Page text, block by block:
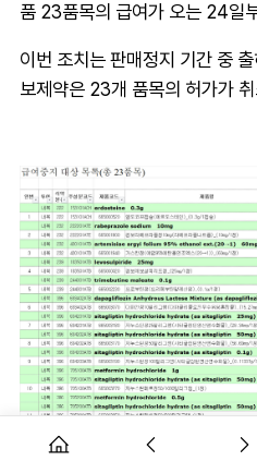
품 23품목의 급여가 오는 24일
이번 조치는 판매정지 기간 중
보제약은 23개 품목의 허가가